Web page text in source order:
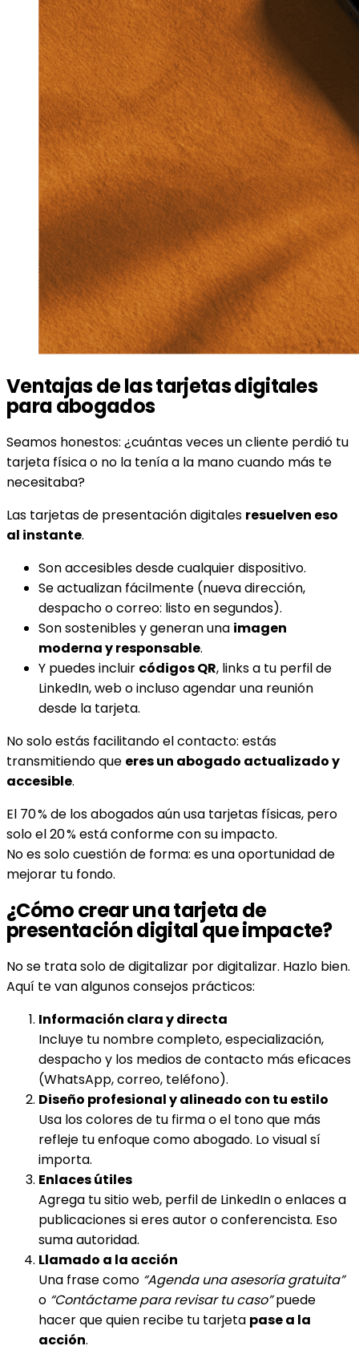
Ventajas de las tarjetas digitales
para abogados
Seamos honestos: ¿cuántas veces un cliente perdió tu
tarjeta física o no la tenía a la mano cuando más te
necesitaba?
Las tarjetas de presentación digitales resuelven eso
al instante.
Son accesibles desde cualquier dispositivo.
Se actualizan fácilmente (nueva dirección,
despacho o correo: listo en segundos).
Son sostenibles y generan una imagen
moderna y responsable.
Y puedes incluir códigos QR, links a tu perfil de
LinkedIn, web o incluso agendar una reunión
desde la tarjeta.
No solo estás facilitando el contacto: estás
transmitiendo que eres un abogado actualizado y
accesible.
El 70 % de los abogados aún usa tarjetas físicas, pero
solo el 20 % está conforme con su impacto.
No es solo cuestión de forma: es una oportunidad de
mejorar tu fondo.
¿Cómo crear una tarjeta de
presentación digital que impacte?
No se trata solo de digitalizar por digitalizar. Hazlo bien.
Aquí te van algunos consejos prácticos:
Información clara y directa
Incluye tu nombre completo, especialización,
despacho y los medios de contacto más eficaces
(WhatsApp, correo, teléfono).
Diseño profesional y alineado con tu estilo
Usa los colores de tu firma o el tono que más
refleje tu enfoque como abogado. Lo visual sí
importa.
Enlaces útiles
Agrega tu sitio web, perfil de LinkedIn o enlaces a
publicaciones si eres autor o conferencista. Eso
suma autoridad.
Llamado a la acción
Una frase como “Agenda una asesoría gratuita”
o “Contáctame para revisar tu caso”puede
hacer que quien recibe tu tarjeta pase a la
acción.